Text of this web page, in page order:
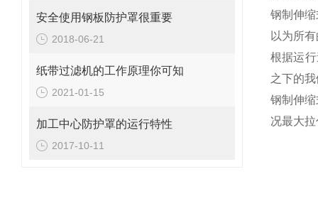
安全使用钢板防护罩很重要
2018-06-21
纸带过滤机的工作原理你可知
2021-01-15
加工中心防护罩的运行特性
2017-10-11
钢制伸
以为所
根据运
之下的
钢制伸
况最大